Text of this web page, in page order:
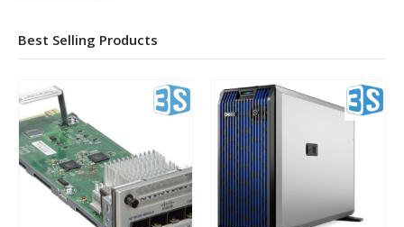
Best Selling Products